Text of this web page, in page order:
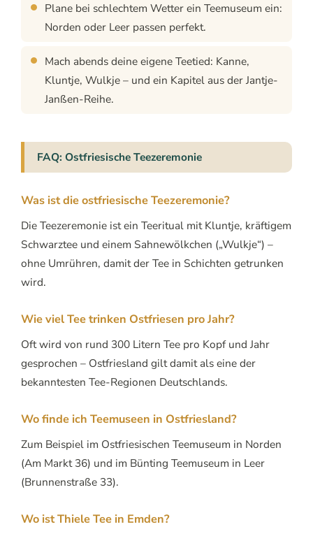
Plane bei schlechtem Wetter ein Teemuseum ein:
Norden oder Leer passen perfekt.
Mach abends deine eigene Teetied: Kanne,
Kluntje, Wulkje – und ein Kapitel aus der Jantje-
Janßen-Reihe.
FAQ: Ostfriesische Teezeremonie
Was ist die ostfriesische Teezeremonie?
Die Teezeremonie ist ein Teeritual mit Kluntje, kräftigem
Schwarztee und einem Sahnewölkchen („Wulkje“) –
ohne Umrühren, damit der Tee in Schichten getrunken
wird.
Wie viel Tee trinken Ostfriesen pro Jahr?
Oft wird von rund 300 Litern Tee pro Kopf und Jahr
gesprochen – Ostfriesland gilt damit als eine der
bekanntesten Tee-Regionen Deutschlands.
Wo finde ich Teemuseen in Ostfriesland?
Zum Beispiel im Ostfriesischen Teemuseum in Norden
(Am Markt 36) und im Bünting Teemuseum in Leer
(Brunnenstraße 33).
Wo ist Thiele Tee in Emden?